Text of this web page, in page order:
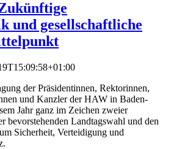
und gesellschaftliche
der Präsidentinnen, Rektorinnen,
und Kanzler der HAW in Baden-
Jahr ganz im Zeichen zweier
bevorstehenden Landtagswahl und den
Sicherheit, Verteidigung und